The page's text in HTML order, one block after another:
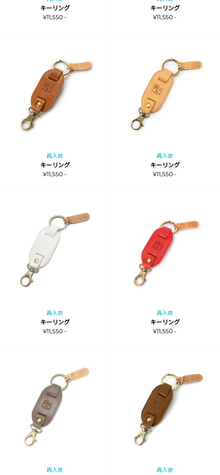
キーリング
¥11,550 -
キーリング
¥11,550 -
再入荷
キーリング
¥11,550 -
再入荷
キーリング
¥11,550 -
再入荷
キーリング
¥11,550 -
再入荷
キーリング
¥11,550 -
再入荷 再入荷